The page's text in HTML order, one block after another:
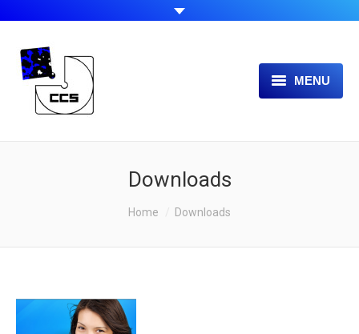
MENU
Downloads
Sie befinden sich hier:Home Downloads